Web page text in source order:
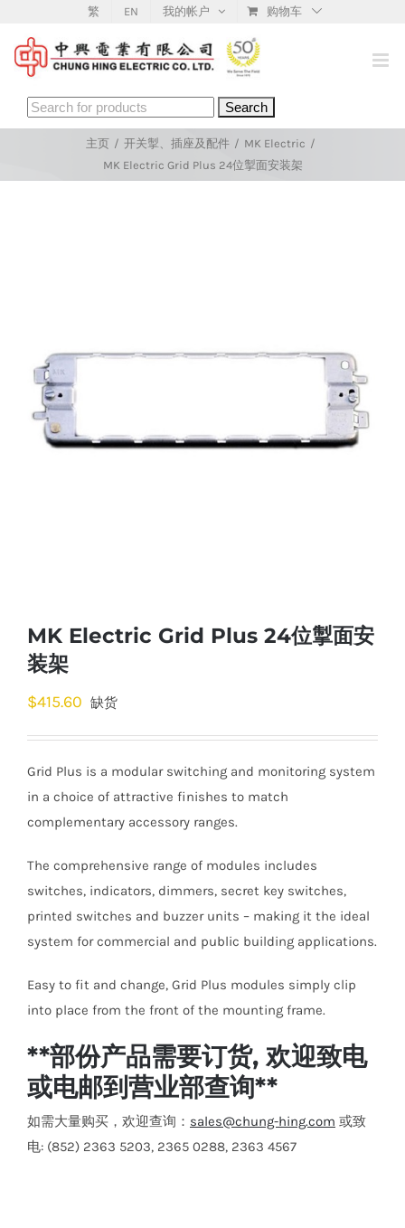
content
繁 EN 我的帐户 购物车
Search
for:
主页 / 开关掣、插座及配件 / MK Electric /
MK Electric Grid Plus 24位掣面安装架
MK Electric Grid Plus 24位掣面安
装架
$415.60 缺货
Grid Plus is a modular switching and monitoring system
in a choice of attractive finishes to match
complementary accessory ranges.
The comprehensive range of modules includes
switches, indicators, dimmers, secret key switches,
printed switches and buzzer units – making it the ideal
system for commercial and public building applications.
Easy to fit and change, Grid Plus modules simply clip
into place from the front of the mounting frame.​
**部份产品需要订货, 欢迎致电
或电邮到营业部查询**
如需大量购买，欢迎查询： sales@chung-hing.com 或致
电: (852) 2363 5203, 2365 0288, 2363 4567